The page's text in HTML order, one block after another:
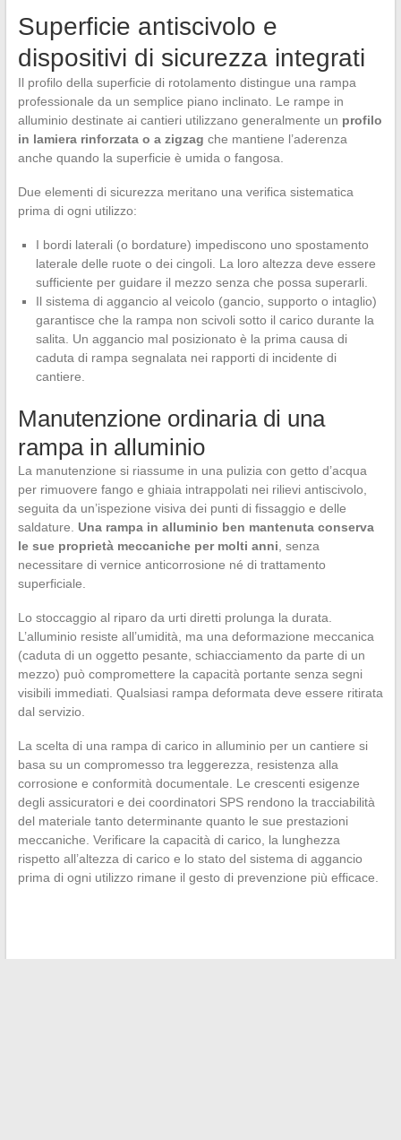
Superficie antiscivolo e
dispositivi di sicurezza integrati
Il profilo della superficie di rotolamento distingue una rampa
professionale da un semplice piano inclinato. Le rampe in
alluminio destinate ai cantieri utilizzano generalmente un profilo
in lamiera rinforzata o a zigzag che mantiene l’aderenza
anche quando la superficie è umida o fangosa.
Due elementi di sicurezza meritano una verifica sistematica
prima di ogni utilizzo:
I bordi laterali (o bordature) impediscono uno spostamento
laterale delle ruote o dei cingoli. La loro altezza deve essere
sufficiente per guidare il mezzo senza che possa superarli.
Il sistema di aggancio al veicolo (gancio, supporto o intaglio)
garantisce che la rampa non scivoli sotto il carico durante la
salita. Un aggancio mal posizionato è la prima causa di
caduta di rampa segnalata nei rapporti di incidente di
cantiere.
Manutenzione ordinaria di una
rampa in alluminio
La manutenzione si riassume in una pulizia con getto d’acqua
per rimuovere fango e ghiaia intrappolati nei rilievi antiscivolo,
seguita da un’ispezione visiva dei punti di fissaggio e delle
saldature. Una rampa in alluminio ben mantenuta conserva
le sue proprietà meccaniche per molti anni , senza
necessitare di vernice anticorrosione né di trattamento
superficiale.
Lo stoccaggio al riparo da urti diretti prolunga la durata.
L’alluminio resiste all’umidità, ma una deformazione meccanica
(caduta di un oggetto pesante, schiacciamento da parte di un
mezzo) può compromettere la capacità portante senza segni
visibili immediati. Qualsiasi rampa deformata deve essere ritirata
dal servizio.
La scelta di una rampa di carico in alluminio per un cantiere si
basa su un compromesso tra leggerezza, resistenza alla
corrosione e conformità documentale. Le crescenti esigenze
degli assicuratori e dei coordinatori SPS rendono la tracciabilità
del materiale tanto determinante quanto le sue prestazioni
meccaniche. Verificare la capacità di carico, la lunghezza
rispetto all’altezza di carico e lo stato del sistema di aggancio
prima di ogni utilizzo rimane il gesto di prevenzione più efficace.